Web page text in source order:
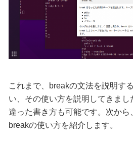
これまで、breakの文法を説明す
い、その使い方を説明してきまし
違った書き方も可能です。次から
breakの使い方を紹介します。